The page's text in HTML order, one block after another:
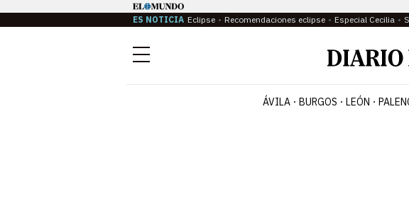
ES NOTICIA Eclipse Recomendaciones eclipse Especial Cecilia
Menú
ÁVILA BURGOS LEÓN